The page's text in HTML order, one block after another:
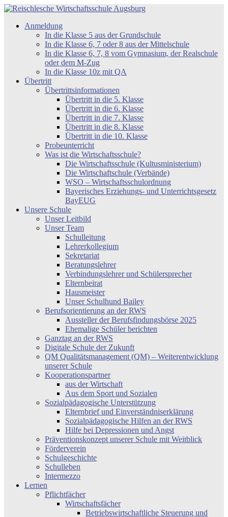
Zum
springen
Reischlesche
Wirtschaftsschule
Anmeldung
In die Klasse 5 aus der Grundschule
In die Klasse 6, 7 oder 8 aus der Mittelschule
In die Klasse 6, 7, 8 vom Gymnasium, der Realschule
oder dem M-Zug
In die Klasse 10z mit QA
Übertritt
Übertrittsinformationen
Übertritt in die 5. Klasse
Übertritt in die 6. Klasse
Übertritt in die 7. Klasse
Übertritt in die 8. Klasse
Übertritt in die 10. Klasse
Probeunterricht
Was ist die Wirtschaftsschule?
Die Wirtschaftsschule (Kultusministerium)
Die Wirtschaftschule (Verbände)
WSO – Wirtschaftsschulordnung
Bayerisches Erziehungs- und Unterrichtsgesetz
BayEUG
Unsere Schule
Unser Leitbild
Unser Team
Schulleitung
Lehrerkollegium
Sekretariat
Beratungslehrer
Verbindungslehrer und Schülersprecher
Elternbeirat
Hausmeister
Unser Schulhund Bailey
Berufsorientierung an der RWS
Aussteller der Berufsfindungsbörse 2025
Ehemalige Schüler berichten
Ganztag an der RWS
Digitale Schule der Zukunft
QM Qualitätsmanagement (QM) – Weiterentwicklung
unserer Schule
Kooperationspartner
aus der Wirtschaft
Aus dem Sport und Sozialen
Sozialpädagogische Unterstützung
Elternbrief und Einverständniserklärung
Sozialpädagogische Hilfen an der RWS
Hilfe bei Depressionen und Angst
Präventionskonzept unserer Schule mit Weitblick
Förderverein
Schulgeschichte
Schulleben
Intermezzo
Lernen
Pflichtfächer
Wirtschaftsfächer
Betriebswirtschaftliche Steuerung und